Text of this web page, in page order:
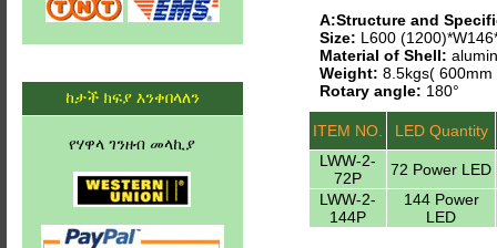
A:Structure and
Size: L600
Material of Shell:
Weight: 8.5kgs(
Rotary angle: 180°
ITEM NO.
LED Quantity
LWW-2-
72P
72 Power LED
LWW-2-
144P
144 Power
LED
ከታች ክፍያ እንቀበላለን
የሃዋላ ገንዘብ መላኪያ